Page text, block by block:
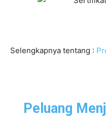
Selengkapnya tentang :
Peluang